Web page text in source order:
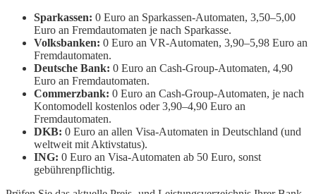
Sparkassen: 0 Euro an Sparkassen-Automaten, 3,50–5,00
Euro an Fremdautomaten je nach Sparkasse.
Volksbanken: 0 Euro an VR-Automaten, 3,90–5,98 Euro an
Fremdautomaten.
Deutsche Bank: 0 Euro an Cash-Group-Automaten, 4,90
Euro an Fremdautomaten.
Commerzbank: 0 Euro an Cash-Group-Automaten, je nach
Kontomodell kostenlos oder 3,90–4,90 Euro an
Fremdautomaten.
DKB: 0 Euro an allen Visa-Automaten in Deutschland (und
weltweit mit Aktivstatus).
ING: 0 Euro an Visa-Automaten ab 50 Euro, sonst
gebührenpflichtig.